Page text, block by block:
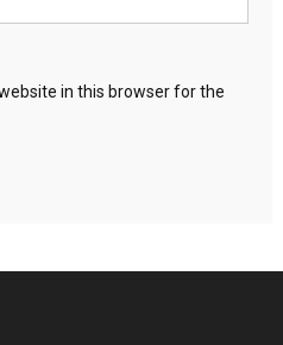
in this browser for the